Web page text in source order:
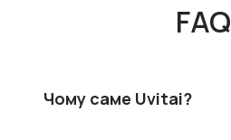
FAQ
Чому саме Uvitai?